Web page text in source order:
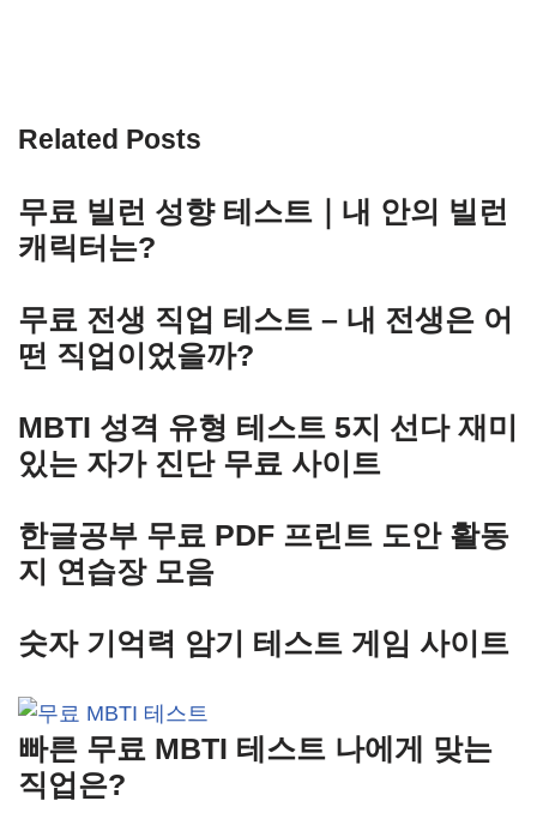
Related Posts
무료 빌런 성향 테스트｜내 안의 빌런
캐릭터는?
무료 전생 직업 테스트 – 내 전생은 어
떤 직업이었을까?
MBTI 성격 유형 테스트 5지 선다 재미
있는 자가 진단 무료 사이트
한글공부 무료 PDF 프린트 도안 활동
지 연습장 모음
숫자 기억력 암기 테스트 게임 사이트
빠른 무료 MBTI 테스트 나에게 맞는
직업은?